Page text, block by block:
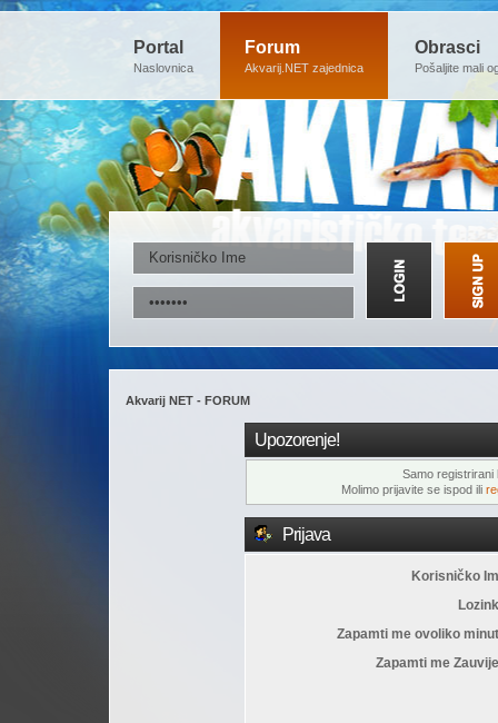
Portal
Naslovnica
Forum
Akvarij.NET zajednica
Obrasci
Pošaljite mali
Akvarij NET - FORUM
Upozorenje!
Samo registrirani
Molimo prijavite se ispod ili
Prijava
Korisničko
Zapamti me ovoliko
Zapamti me